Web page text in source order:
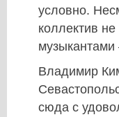
условно.
коллектив
музыкантами
Владимир
сюда с